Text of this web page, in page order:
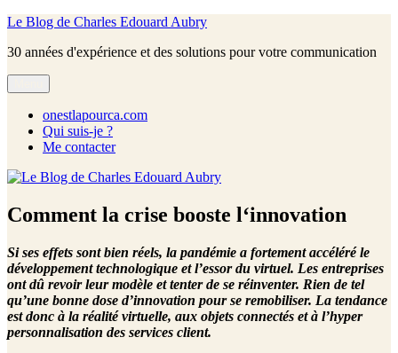
Aller
contenu
Le Blog de Charles Edouard Aubry
30 années d'expérience et des solutions pour votre communication
onestlapourca.com
Qui suis-je ?
Me contacter
Comment la crise booste l‘innovation
Si ses effets sont bien réels, la pandémie a fortement accéléré le
développement technologique et l’essor du virtuel. Les entreprises
ont dû revoir leur modèle et tenter de se réinventer. Rien de tel
qu’une bonne dose d’innovation pour se remobiliser. La tendance
est donc à la réalité virtuelle, aux objets connectés et à l’hyper
personnalisation des services client.